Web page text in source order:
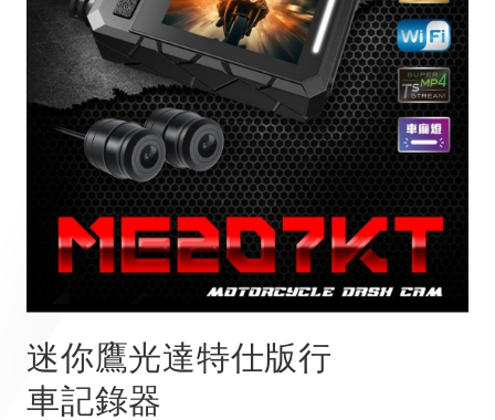
迷你鷹光達特仕版行
車記錄器